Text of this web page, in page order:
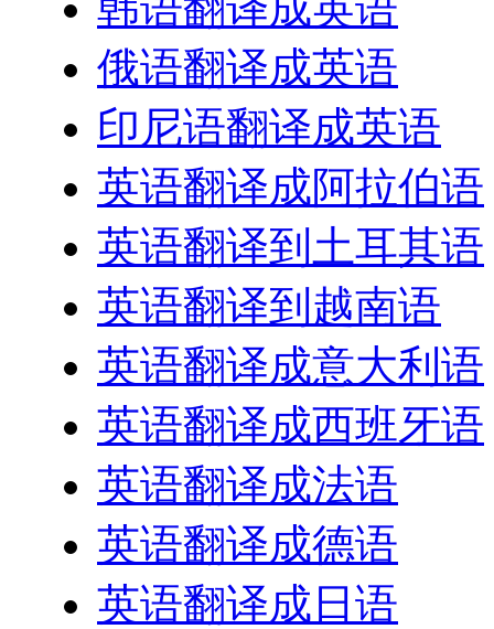
俄语翻译成英语
印尼语翻译成英语
英语翻译成阿拉伯语
英语翻译到土耳其语
英语翻译到越南语
英语翻译成意大利语
英语翻译成西班牙语
英语翻译成法语
英语翻译成德语
英语翻译成日语